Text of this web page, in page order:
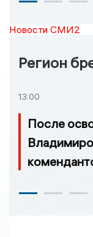
Новости СМИ2
Регион
13:00
После